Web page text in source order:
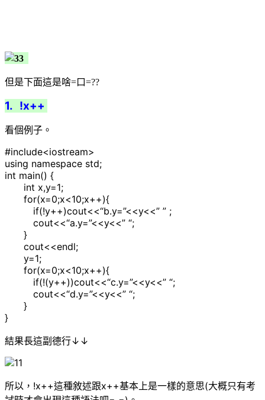
但是下面這是啥=口=??
1. !x++
看個例子。
#include<iostream>
using namespace std;
int main() {
int x,y=1;
for(x=0;x<10;x++){
if(!y++)cout<<“b.y=”<<y<<” ” ;
cout<<“a.y=”<<y<<” “;
}
cout<<endl;
y=1;
for(x=0;x<10;x++){
if(!(y++))cout<<“c.y=”<<y<<” “;
cout<<“d.y=”<<y<<” “;
}
}
結果長這副德行↓↓
所以，!x++這種敘述跟x++基本上是一樣的意思(大概只有考